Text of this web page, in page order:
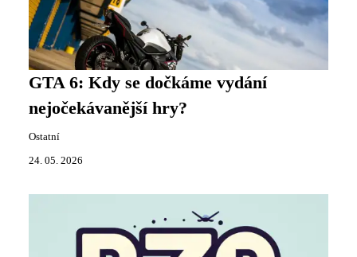
GTA 6: Kdy se dočkáme vydání
nejočekávanější hry?
Ostatní
24. 05. 2026